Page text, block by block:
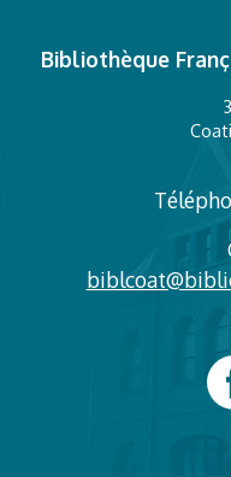
Bibliothèque